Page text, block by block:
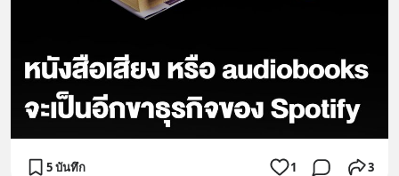
5 บันทึก 1 3